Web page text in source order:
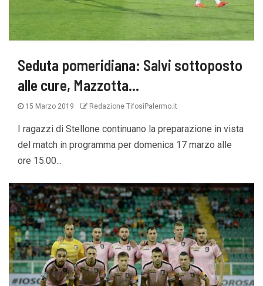
Seduta pomeridiana: Salvi sottoposto
alle cure, Mazzotta…
15 Marzo 2019 Redazione TifosiPalermo.it
I ragazzi di Stellone continuano la preparazione in vista
del match in programma per domenica 17 marzo alle
ore 15.00...